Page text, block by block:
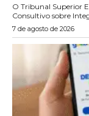
O Tribunal Superior
Consultivo sobre
7 de agosto de 2026